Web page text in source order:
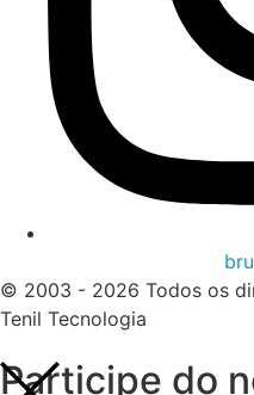
© 2003 - 2026 Todos os
Tenil Tecnologia
Participe do